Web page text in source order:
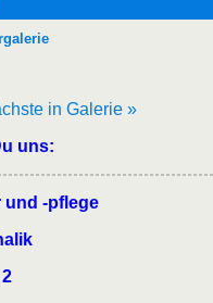
in Galerie »
uns:
und -pflege